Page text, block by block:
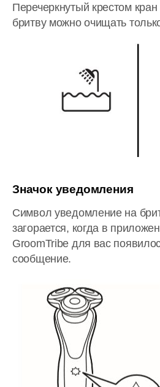
Перечеркнутый крестом
бритву можно очищать
Значок уведомления
Символ уведомление на
загорается, когда в
GroomTribe для вас
сообщение.